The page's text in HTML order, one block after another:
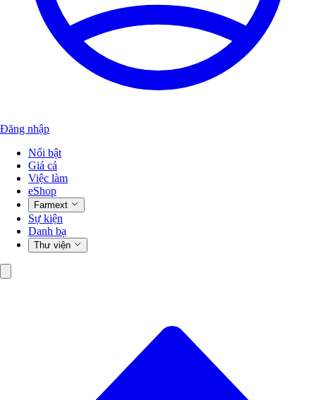
Đăng nhập
Nổi bật
Giá cả
Việc làm
eShop
Farmext
Sự kiện
Danh bạ
Thư viện